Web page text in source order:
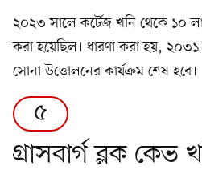
২০২৩ সালে কর্টেজ খনি থেকে ১০
করা হয়েছিল। ধারণা করা হয়,
সোনা উত্তোলনের কার্যক্রম শেষ হবে।
৫
গ্রাসবার্গ ব্লক কেভ